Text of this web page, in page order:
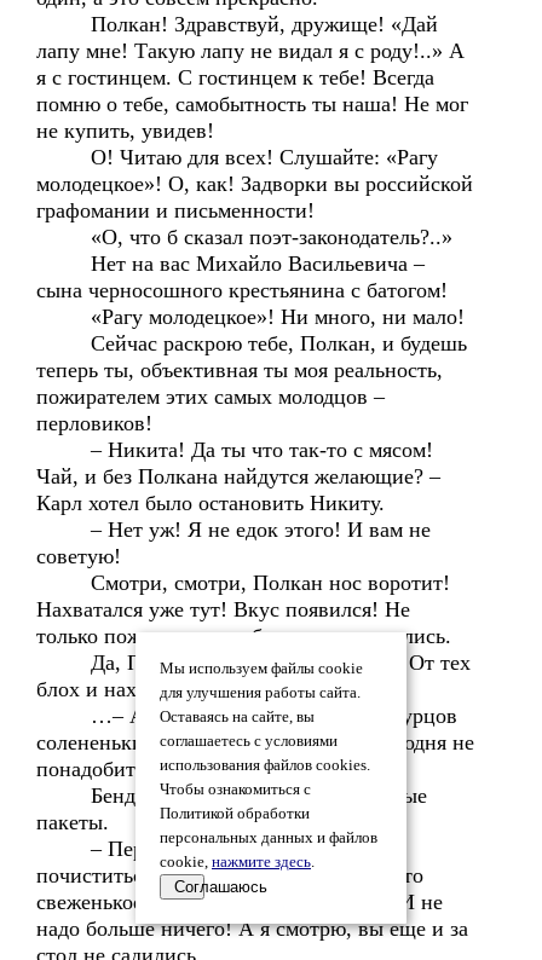
Полкан! Здравствуй, дружище! «Дай
лапу мне! Такую лапу не видал я с роду!..» А
я с гостинцем. С гостинцем к тебе! Всегда
помню о тебе, самобытность ты наша! Не мог
не купить, увидев!
О! Читаю для всех! Слушайте: «Рагу
молодецкое»! О, как! Задворки вы российской
графомании и письменности!
«О, что б сказал поэт-законодатель?..»
Нет на вас Михайло Васильевича –
сына черносошного крестьянина с батогом!
«Рагу молодецкое»! Ни много, ни мало!
Сейчас раскрою тебе, Полкан, и будешь
теперь ты, объективная ты моя реальность,
пожирателем этих самых молодцов –
перловиков!
– Никита! Да ты что так-то с мясом!
Чай, и без Полкана найдутся желающие? –
Карл хотел было остановить Никиту.
– Нет уж! Я не едок этого! И вам не
советую!
Смотри, смотри, Полкан нос воротит!
Нахватался уже тут! Вкус появился! Не
только пожрать, но и убеждения появились.
Да, Полкан? С кем поведешься!.. От тех
блох и нахватаешься!..
…– А я вот молока две банки, огурцов
солененьких, капустка квашенная! Сегодня не
понадобится, так и утро ещё будет!..
Бендриков приподнял принесённые
пакеты.
– Перед… перед новым днем
почиститься всегда неплохо! Молочко-то
свеженькое с солеными огурчиками!.. И не
надо больше ничего! А я смотрю, вы еще и за
стол не садились.
Мы используем файлы cookie
для улучшения работы сайта.
Оставаясь на сайте, вы
соглашаетесь с условиями
использования файлов cookies.
Чтобы ознакомиться с
Политикой обработки
персональных данных и файлов
cookie, нажмите здесь.
Соглашаюсь